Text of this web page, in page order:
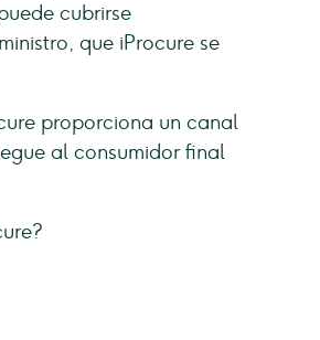
cubrirse
que iProcure se
proporciona un canal
al consumidor final